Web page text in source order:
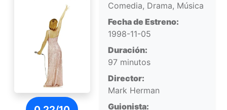
Póster de Little Voice
Comedia, Drama, Música
Fecha de Estreno:
1998-11-05
Duración:
97 minutos
Director:
Mark Herman
Guionista: